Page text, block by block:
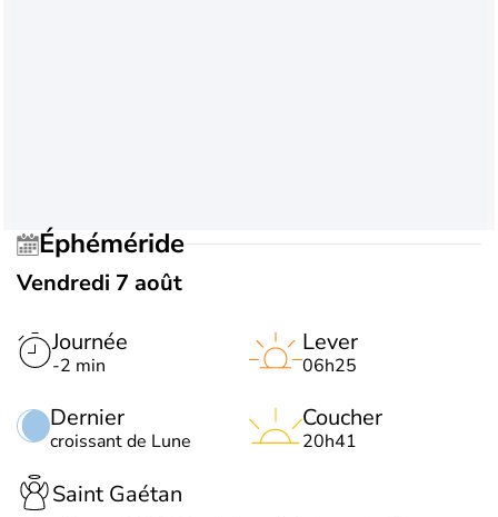
Éphéméride
Vendredi 7 août
Journée
-2 min
Dernier
croissant de Lune
Lever
06h25
Coucher
20h41
Saint Gaétan